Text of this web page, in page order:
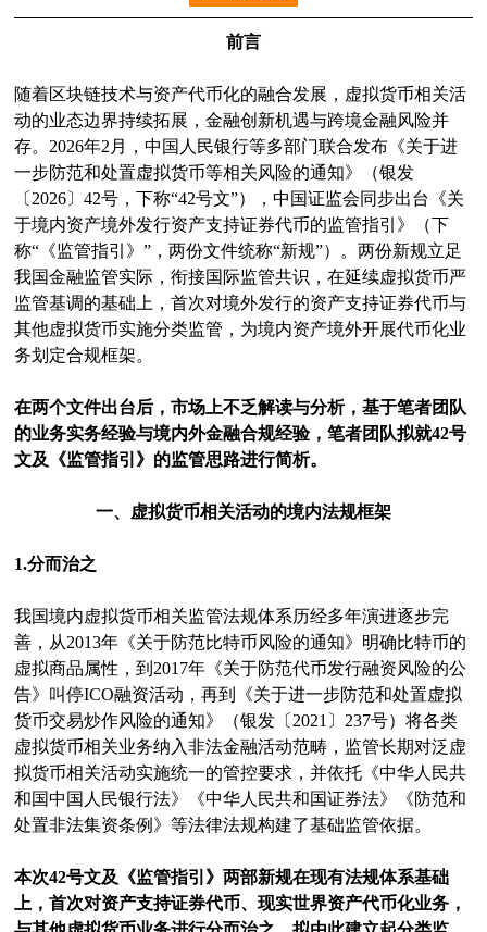
前言
随着区块链技术与资产代币化的融合发展，虚拟货币相关活
动的业态边界持续拓展，金融创新机遇与跨境金融风险并
存。2026年2月，中国人民银行等多部门联合发布《关于进
一步防范和处置虚拟货币等相关风险的通知》（银发
〔2026〕42号，下称“42号文”），中国证监会同步出台《关
于境内资产境外发行资产支持证券代币的监管指引》（下
称“《监管指引》”，两份文件统称“新规”）。两份新规立足
我国金融监管实际，衔接国际监管共识，在延续虚拟货币严
监管基调的基础上，首次对境外发行的资产支持证券代币与
其他虚拟货币实施分类监管，为境内资产境外开展代币化业
务划定合规框架。
在两个文件出台后，市场上不乏解读与分析，基于笔者团队
的业务实务经验与境内外金融合规经验，笔者团队拟就42号
文及《监管指引》的监管思路进行简析。
一、虚拟货币相关活动的境内法规框架
1.分而治之
我国境内虚拟货币相关监管法规体系历经多年演进逐步完
善，从2013年《关于防范比特币风险的通知》明确比特币的
虚拟商品属性，到2017年《关于防范代币发行融资风险的公
告》叫停ICO融资活动，再到《关于进一步防范和处置虚拟
货币交易炒作风险的通知》（银发〔2021〕237号）将各类
虚拟货币相关业务纳入非法金融活动范畴，监管长期对泛虚
拟货币相关活动实施统一的管控要求，并依托《中华人民共
和国中国人民银行法》《中华人民共和国证券法》《防范和
处置非法集资条例》等法律法规构建了基础监管依据。
本次42号文及《监管指引》两部新规在现有法规体系基础
上，首次对资产支持证券代币、现实世界资产代币化业务，